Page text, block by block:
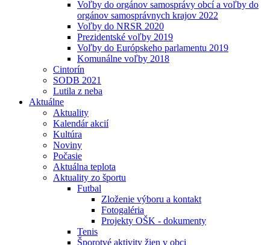
Voľby do orgánov samosprávy obcí a voľby do
orgánov samosprávnych krajov 2022
Voľby do NRSR 2020
Prezidentské voľby 2019
Voľby do Európskeho parlamentu 2019
Komunálne voľby 2018
Cintorín
SODB 2021
Lutila z neba
Aktuálne
Aktuality
Kalendár akcií
Kultúra
Noviny
Počasie
Aktuálna teplota
Aktuality zo športu
Futbal
Zloženie výboru a kontakt
Fotogaléria
Projekty OŠK - dokumenty
Tenis
Šporotvé aktivity žien v obci